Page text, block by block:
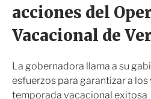
acciones del
Vacacional de
La gobernadora llama a su
esfuerzos para garantizar a los
temporada vacacional exitosa